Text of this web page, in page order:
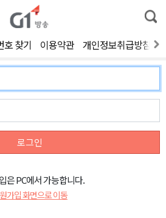
통
합
색
호 찾기 이용약관 개인정보취급방침
로그인
은 PC에서 가능합니다.
가입 화면으로 이동